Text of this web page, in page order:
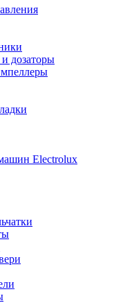
дозаторы
Electrolux